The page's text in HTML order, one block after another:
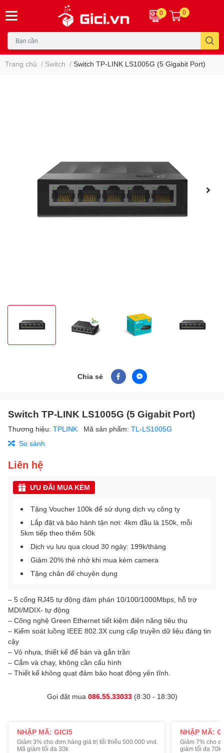
0 0
Trang chủ / Switch / Switch TP-LINK LS1005G (5 Gigabit Port)
Chia sẻ
Switch TP-LINK LS1005G (5 Gigabit Port)
Thương hiệu: TPLINK Mã sản phẩm: TL-LS1005G
So sánh
Liên hệ
ƯU ĐÃI MUA KÈM
Tặng Voucher 100k để sử dụng dịch vụ công ty
Lắp đặt và bảo hành tận nơi: 4km đầu là 150k, mỗi
5km tiếp theo thêm 50k
Dịch vụ lưu qua cloud 30 ngày: 199k/tháng
Giảm 20% thẻ nhớ khi mua kèm camera
Tặng chân đế chuyên dụng
– 5 cổng RJ45 tự động đàm phán 10/100/1000Mbps, hỗ trợ
MDI/MDIX- tự động
– Công nghệ Green Ethernet tiết kiệm điện năng tiêu thụ
– Kiểm soát luồng IEEE 802.3X cung cấp truyền dữ liệu đáng tin
cậy
– Vỏ nhựa, thiết kế để bàn và gắn trần
– Cắm và chạy, không cần cấu hình
– Thiết kế không quạt đảm bảo hoạt động yên tĩnh.
Gọi đặt mua 086.55.33033(8:30 - 18:30)
NHẬP MÃ: GICI5
Giảm 3% cho đơn hàng giá trị tối thiểu 500.000 vnd.
Mã giảm tối đa 30k
NHẬP MÃ:
Giảm 7% cho
giảm tối đa 70k